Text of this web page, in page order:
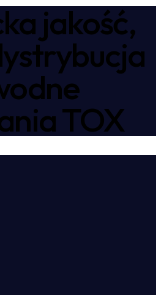
jakość,
TOX